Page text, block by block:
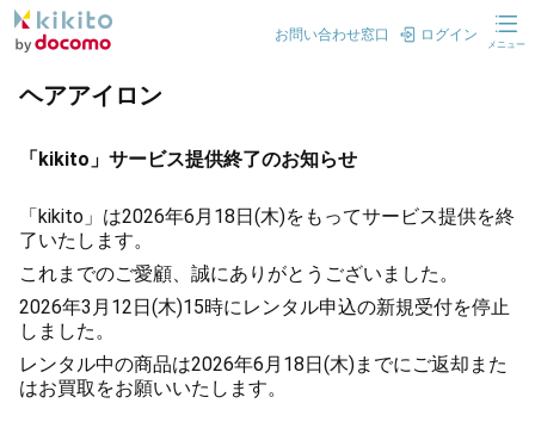
お問い合わせ窓口 ログイン
メニュー
ヘアアイロン
「kikito」サービス提供終了のお知らせ
「kikito」は2026年6月18日(木)をもってサービス提供を終
了いたします。
これまでのご愛顧、誠にありがとうございました。
2026年3月12日(木)15時にレンタル申込の新規受付を停止
しました。
レンタル中の商品は2026年6月18日(木)までにご返却また
はお買取をお願いいたします。